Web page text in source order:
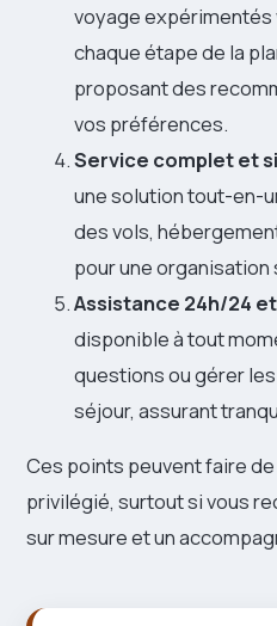
voyage expérimentés
chaque étape de la
proposant des
vos préférences.
Service complet et
une solution tout-en-
des vols,
pour une organisation
Assistance 24h/24
disponible à tout
questions ou gérer
séjour, assurant
Ces points peuvent faire
privilégié, surtout si vous
sur mesure et un